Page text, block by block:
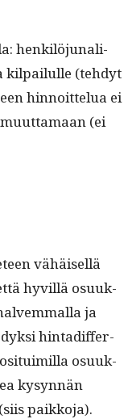
henkilöju­nali­
kil­pailulle (tehdyt
hin­noit­telua ei
(ei
vähäisel­lä
hyvil­lä osuuk­
ja
hin­tad­if­fer­
osuuk­
kysyn­nän
paikko­ja).